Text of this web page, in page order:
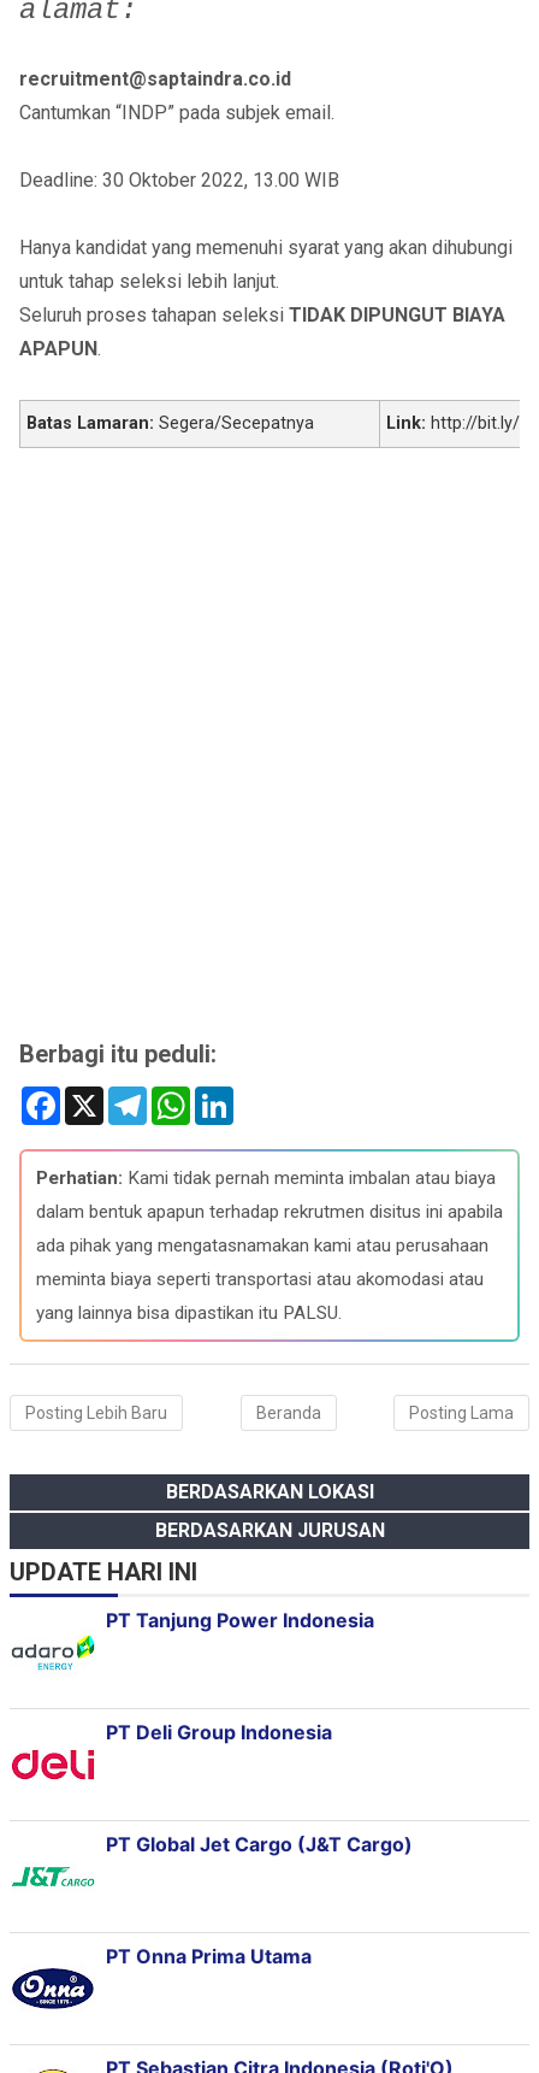
alamat:
recruitment@saptaindra.co.id
Cantumkan “INDP” pada subjek email.
Deadline: 30 Oktober 2022, 13.00 WIB
Hanya kandidat yang memenuhi syarat yang akan dihubungi
untuk tahap seleksi lebih lanjut.
Seluruh proses tahapan seleksi TIDAK DIPUNGUT BIAYA
APAPUN.
Batas Lamaran: Segera/Secepatnya Link: http://bit.ly/
Berbagi itu peduli:
F
e
b
o
o
X
T
e
e
g
r
a
W
t
s
A
p
k
e
d
I
Perhatian: Kami tidak pernah meminta imbalan atau biaya
dalam bentuk apapun terhadap rekrutmen disitus ini apabila
ada pihak yang mengatasnamakan kami atau perusahaan
meminta biaya seperti transportasi atau akomodasi atau
yang lainnya bisa dipastikan itu PALSU.
Posting Lebih Baru Posting Lama
Beranda
BERDASARKAN LOKASI
BERDASARKAN JURUSAN
UPDATE HARI INI